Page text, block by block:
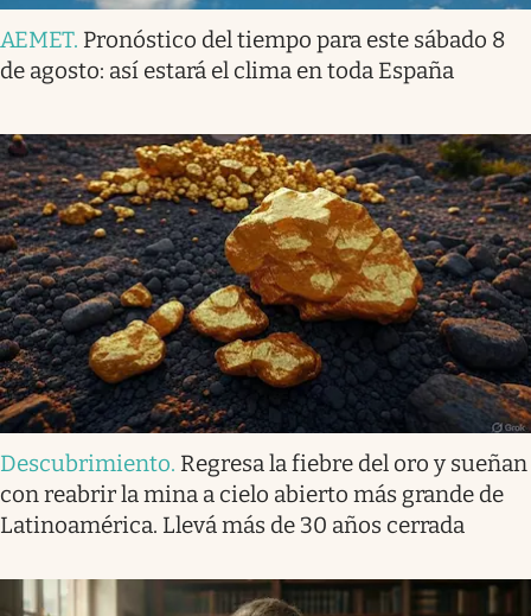
AEMET. Pronóstico del tiempo para este sábado 8
de agosto: así estará el clima en toda España
Descubrimiento. Regresa la fiebre del oro y sueñan
con reabrir la mina a cielo abierto más grande de
Latinoamérica. Llevá más de 30 años cerrada